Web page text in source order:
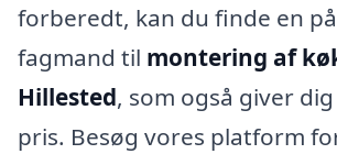
forberedt, kan du finde en
fagmand til montering af
Hillested, som også giver
pris. Besøg vores platform